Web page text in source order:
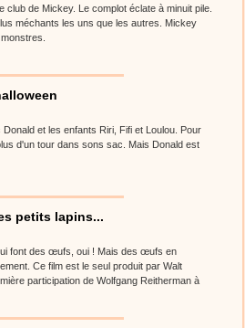
de Mickey. Le complot éclate à minuit pile.
méchants les uns que les autres. Mickey
et les enfants Riri, Fifi et Loulou. Pour
d'un tour dans sons sac. Mais Donald est
petits lapins...
font des œufs, oui ! Mais des œufs en
Ce film est le seul produit par Walt
participation de Wolfgang Reitherman à